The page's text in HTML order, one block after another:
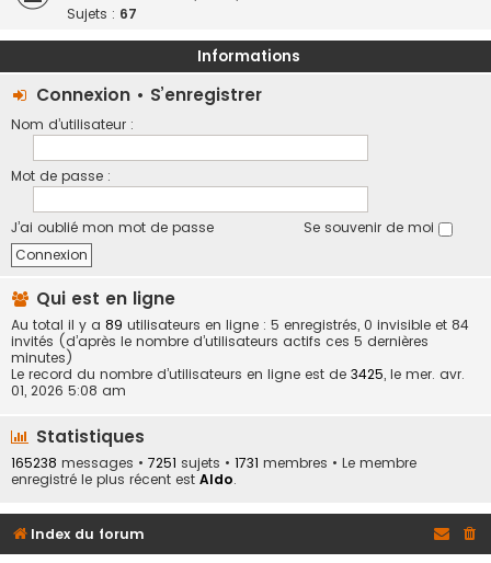
Sujets : 67
Informations
Connexion • S’enregistrer
Nom d’utilisateur :
Mot de passe :
J’ai oublié mon mot de passe Se souvenir de moi
Qui est en ligne
Au total il y a 89 utilisateurs en ligne : 5 enregistrés, 0 invisible et 84
invités (d’après le nombre d’utilisateurs actifs ces 5 dernières
minutes)
Le record du nombre d’utilisateurs en ligne est de 3425, le mer. avr.
01, 2026 5:08 am
Statistiques
165238 messages • 7251 sujets • 1731 membres • Le membre
enregistré le plus récent est Aldo.
Index du forum